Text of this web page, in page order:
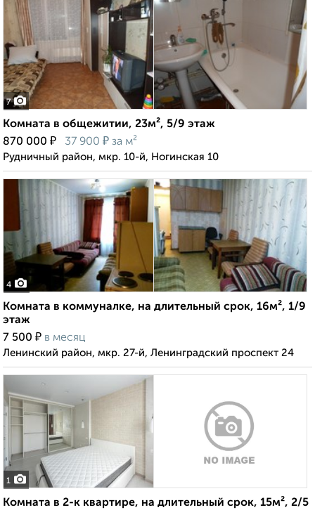
7
Комната в общежитии, 23м², 5/9 этаж
870 000 ₽ 37 900 ₽ за м²
Рудничный район, мкр. 10-й, Ногинская 10
4
Комната в коммуналке, на длительный срок, 16м², 1/9
этаж
7 500 ₽ в месяц
Ленинский район, мкр. 27-й, Ленинградский проспект 24
1
Комната в 2-к квартире, на длительный срок, 15м², 2/5